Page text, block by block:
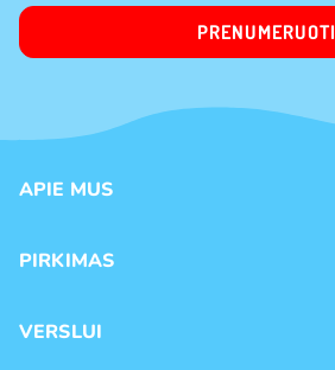
PRENUMERUOTI
APIE MUS
Kontaktai
PIRKIMAS
Pristatymas
VERSLUI